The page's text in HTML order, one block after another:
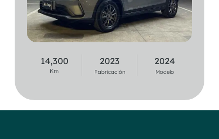
14,300
Km
2023
Fabricación
2024
Modelo
37,100
Km
2020
Fabricación
2021
Modelo